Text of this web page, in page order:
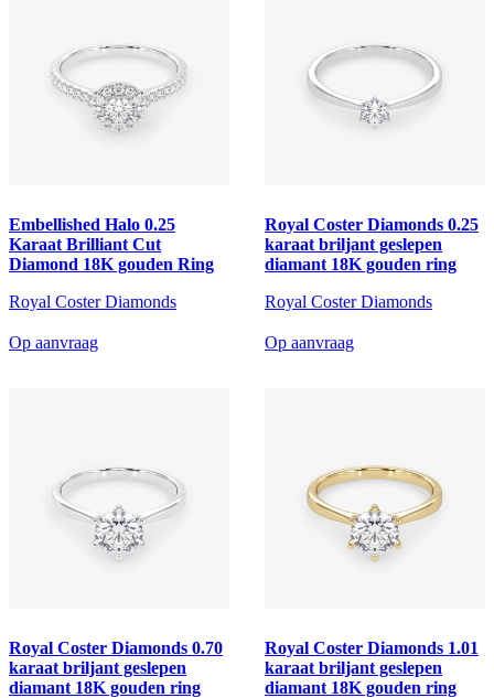
Embellished Halo 0.25
Karaat Brilliant Cut
Diamond 18K gouden Ring
Royal Coster Diamonds
Op aanvraag
Royal Coster Diamonds 0.25
karaat briljant geslepen
diamant 18K gouden ring
Royal Coster Diamonds
Op aanvraag
Royal Coster Diamonds 0.70
karaat briljant geslepen
diamant 18K gouden ring
Royal Coster Diamonds 1.01
karaat briljant geslepen
diamant 18K gouden ring